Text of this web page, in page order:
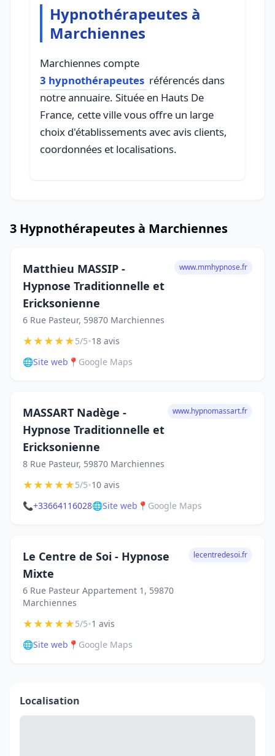
Hypnothérapeutes à
Marchiennes
Marchiennes compte
3 hypnothérapeutes référencés dans
notre annuaire. Située en Hauts De
France, cette ville vous offre un large
choix d'établissements avec avis clients,
coordonnées et localisations.
3 Hypnothérapeutes à Marchiennes
Matthieu MASSIP -
Hypnose Traditionnelle et
Ericksonienne
6 Rue Pasteur, 59870 Marchiennes
www.mmhypnose.fr
★★★★★5/5•18 avis
🌐Site web 📍 Google Maps
MASSART Nadège -
Hypnose Traditionnelle et
Ericksonienne
8 Rue Pasteur, 59870 Marchiennes
www.hypnomassart.fr
★★★★★5/5•10 avis
📞+33664116028🌐Site web 📍 Google Maps
Le Centre de Soi - Hypnose
Mixte
6 Rue Pasteur Appartement 1, 59870
Marchiennes
lecentredesoi.fr
★★★★★5/5•1 avis
🌐Site web 📍 Google Maps
Localisation